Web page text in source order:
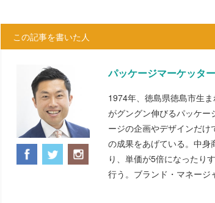
この記事を書いた人
パッケージマーケッタ
1974年、徳島県徳島市生
がグングン伸びるパッケー
ージの企画やデザインだ
の成果をあげている。中身
り、単価が5倍になったり
行う。ブランド・マネージ